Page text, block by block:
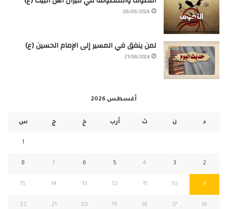
06/06/2024
لمن ينفق في المسير إلى الإمام الحسين (ع)
21/08/2024
أغسطس 2026
د ن ث أرب خ ج س
1
2
3
4
5
6
7
8
9
10
11
12
13
14
15
16
17
18
19
20
21
22